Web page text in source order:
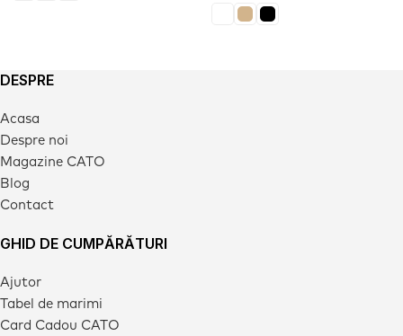
DESPRE
Acasa
Despre noi
Magazine CATO
Blog
Contact
GHID DE CUMPĂRĂTURI
Ajutor
Tabel de marimi
Card Cadou CATO